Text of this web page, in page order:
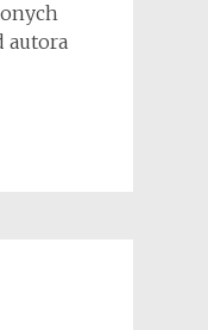
autora